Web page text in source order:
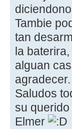
Tambie
tan
la
alguan
agradecer.
Saludos
su querido
Elmer